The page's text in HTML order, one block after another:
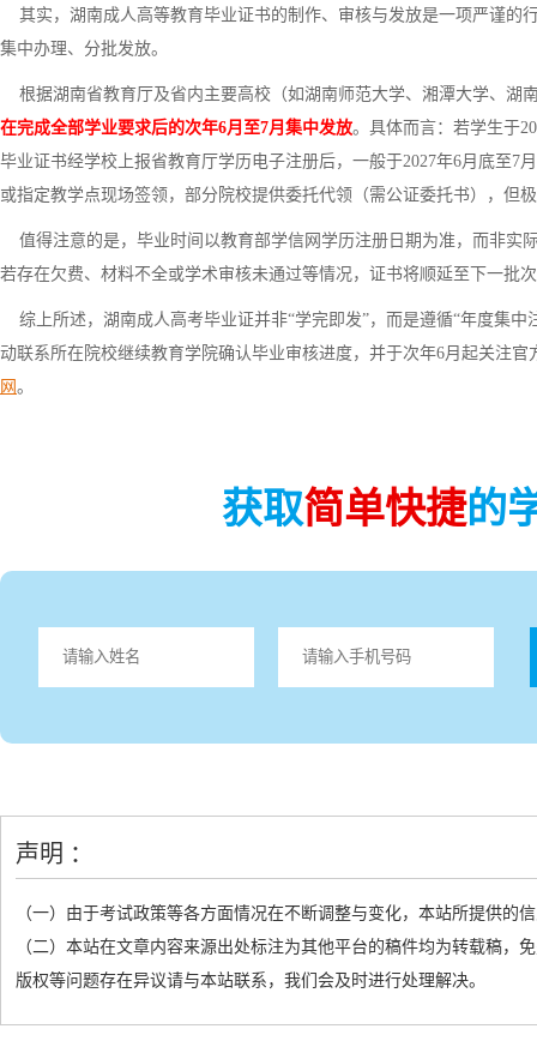
其实，湖南成人高等教育毕业证书的制作、审核与发放是一项严谨的
集中办理、分批发放。
根据湖南省教育厅及省内主要高校（如湖南师范大学、湘潭大学、湖
在完成全部学业要求后的次年6月至7月集中发放。具体而言：若学生于
毕业证书经学校上报省教育厅学历电子注册后，一般于2027年6月底至
或指定教学点现场签领，部分院校提供委托代领（需公证委托书），但
值得注意的是，毕业时间以教育部学信网学历注册日期为准，而非实
若存在欠费、材料不全或学术审核未通过等情况，证书将顺延至下一批
综上所述，湖南成人高考毕业证并非“学完即发”，而是遵循“年度集
动联系所在院校继续教育学院确认毕业审核进度，并于次年6月起关注
网 。
获取简单快捷的
声明 ：
（一）由于考试政策等各方面情况在不断调整与变化，本站所提供的
（二）本站在文章内容来源出处标注为其他平台的稿件均为转载稿
版权等问题存在异议请与本站联系，我们会及时进行处理解决。